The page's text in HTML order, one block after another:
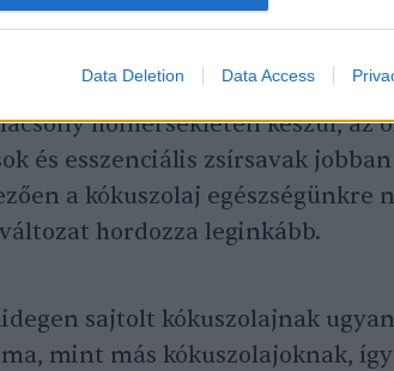
Data Deletion Data Access
megőrizni az olaj természetes
megmarad jellegzetes
ez a legtisztább és a
hőmérsékleten készül, az
és esszenciális zsírsavak jobban
a kókuszolaj egészségünkre
hordozza leginkább.
sajtolt kókuszolajnak
mint más kókuszolajoknak,